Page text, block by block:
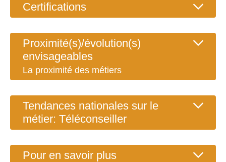
Certifications
Proximité(s)/évolution(s)
envisageables
La proximité des métiers
Tendances nationales sur le
métier: Téléconseiller
Pour en savoir plus